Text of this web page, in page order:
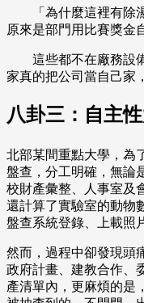
「為什麼這裡有除濕
原來是部門用比賽獎金
這些都不在廠務設備
家真的把公司當自己家
八卦三：自主
北部某間重點大學，為
盤查，分工明確，無論
校財產彙整、人事室及
還計算了實驗室的動物
盤查系統登錄、上載照
然而，過程中卻發現頭
政府計畫、建教合作、
產清單內，更麻煩的是